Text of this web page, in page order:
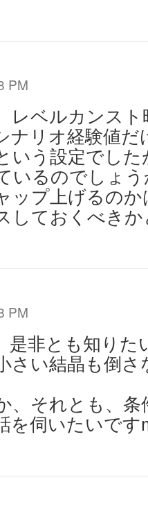
PM
レベルカンス
ナリオ経験値だ
いう設定でし
いるのでしょ
ップ上げるの
しておくべき
PM
是非とも知りた
さい結晶も倒
、それとも、
を伺いたいです